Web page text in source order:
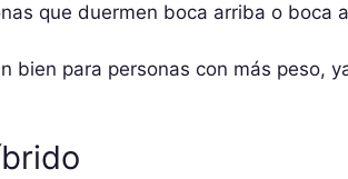
que duermen boca arriba o boca
bien para personas con más peso,